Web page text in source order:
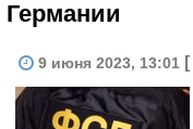
Германии
9 июня 2023, 13:01 [